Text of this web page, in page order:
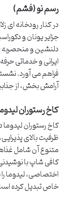
رسم نو (فشم)
در کنار رودخانه ای
جزایر یونان و
دلنشین و منحصربه
ایرانی و خدماتی
فراهم می آورد.
آرامش بخش، از
کاخ رستوران
کاخ رستوران
ظرفیت بالای
متنوع آن شامل
کافی شاپ با
اختصاصی، لیدوما
خاص تبدیل کرده